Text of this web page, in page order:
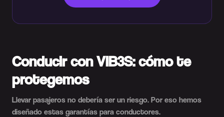
Conducir con VIB3S: cómo te
protegemos
Llevar pasajeros no debería ser un riesgo. Por eso hemos
diseñado estas garantías para conductores.